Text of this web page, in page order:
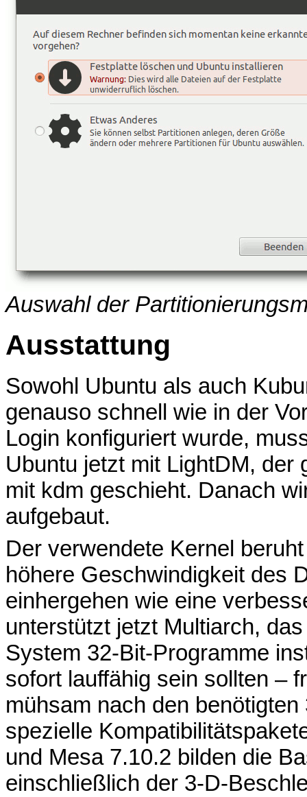
Auswahl der
Ausstattung
Sowohl Ubuntu als auch
genauso schnell wie in der
Login konfiguriert wurde,
Ubuntu jetzt mit LightDM, der
mit kdm geschieht. Danach
aufgebaut.
Der verwendete Kernel
höhere Geschwindigkeit des
einhergehen wie eine
unterstützt jetzt Multiarch,
System 32-Bit-Programme
sofort lauffähig sein sollten –
mühsam nach den
spezielle
und Mesa 7.10.2 bilden die
einschließlich der 3-D-